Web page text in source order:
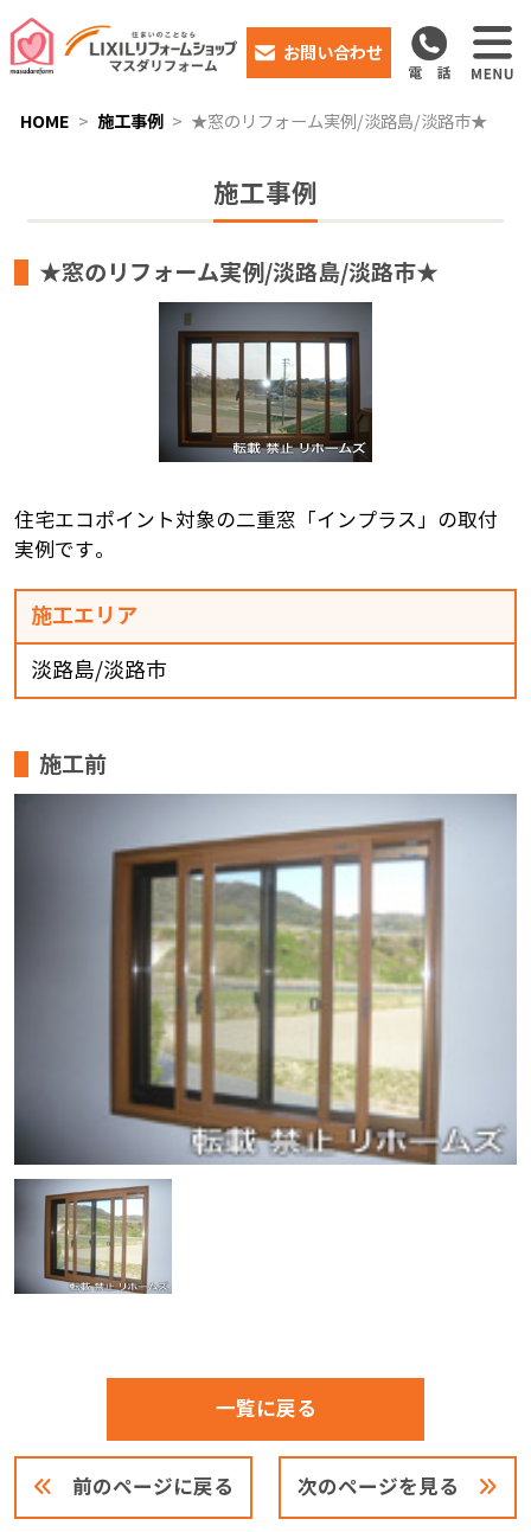
お問い合わせ
HOME 施工事例 ★窓のリフォーム実例/淡路島/淡路市★
施工事例
★窓のリフォーム実例/淡路島/淡路市★
住宅エコポイント対象の二重窓「インプラス」の取付
実例です。
施工エリア
淡路島/淡路市
施工前
前のページに戻る
一覧に戻る
次のページを見る